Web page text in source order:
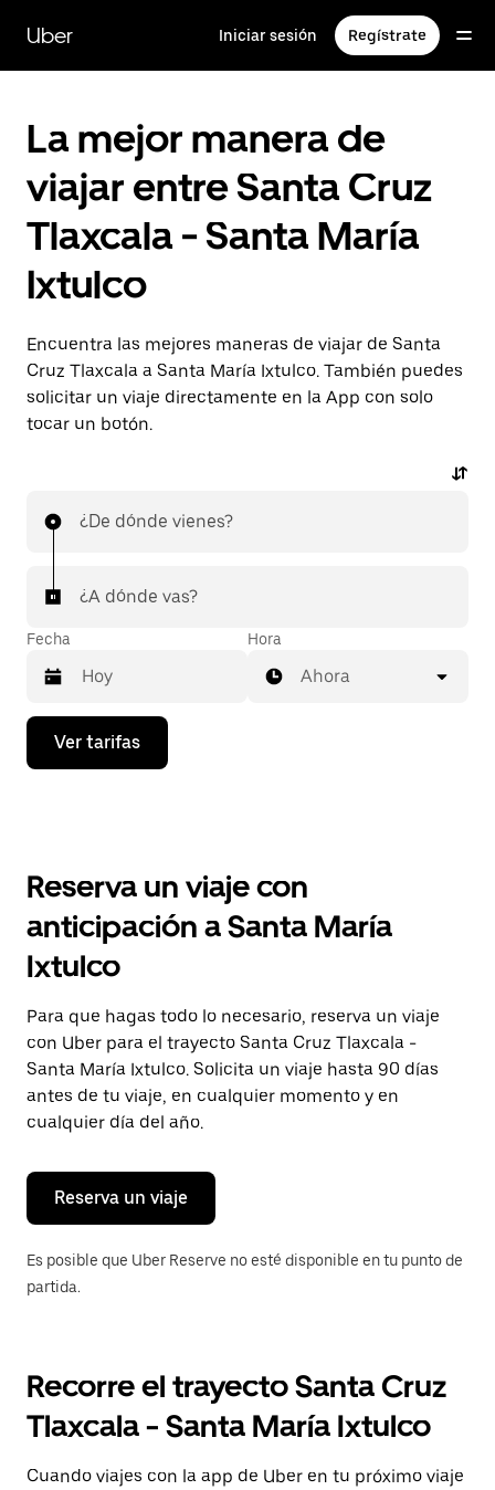
contenido
principal
Uber Iniciar sesión Regístrate
La mejor manera de
viajar entre Santa Cruz
Tlaxcala - Santa María
Ixtulco
Encuentra las mejores maneras de viajar de Santa
Cruz Tlaxcala a Santa María Ixtulco. También puedes
solicitar un viaje directamente en la App con solo
tocar un botón.
¿De dónde vienes?
¿A dónde vas?
Fecha
Presiona
flecha
el
y
selecciona
una
Presiona
la
tecla Esc
para
cerrar
el
calendario.
Hora
Ahora
Ver tarifas
Reserva un viaje con
anticipación a Santa María
Ixtulco
Para que hagas todo lo necesario, reserva un viaje
con Uber para el trayecto Santa Cruz Tlaxcala -
Santa María Ixtulco. Solicita un viaje hasta 90 días
antes de tu viaje, en cualquier momento y en
cualquier día del año.
Reserva un viaje
Es posible que Uber Reserve no esté disponible en tu punto de
partida.
Recorre el trayecto Santa Cruz
Tlaxcala - Santa María Ixtulco
Cuando viajes con la app de Uber en tu próximo viaje